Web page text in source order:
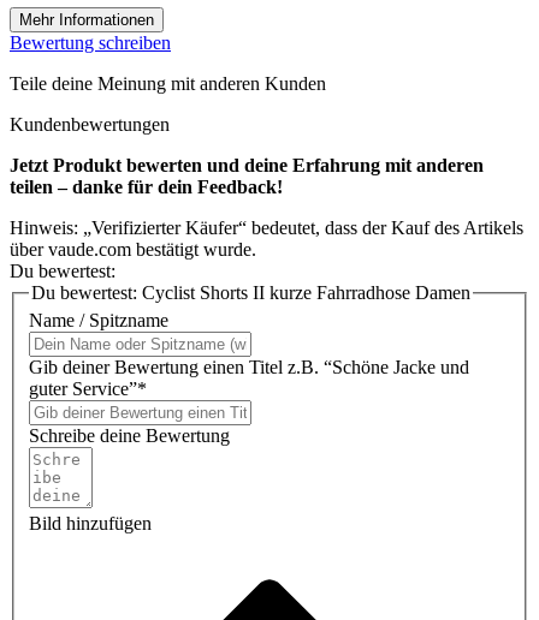
Mehr Informationen
Bewertung schreiben
Teile deine Meinung mit anderen Kunden
Kundenbewertungen
Jetzt Produkt bewerten und deine Erfahrung mit anderen
teilen – danke für dein Feedback!
Hinweis: „Verifizierter Käufer“ bedeutet, dass der Kauf des Artikels
über vaude.com bestätigt wurde.
Du bewertest:
Du bewertest: Cyclist Shorts II kurze Fahrradhose Damen
Name / Spitzname
Gib deiner Bewertung einen Titel z.B. “Schöne Jacke und
guter Service”*
Schreibe deine Bewertung
Bild hinzufügen